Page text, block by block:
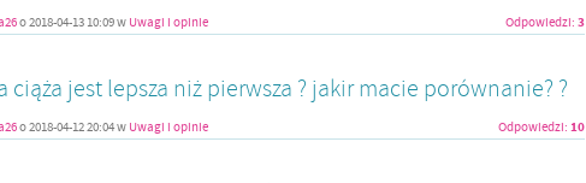
o2018-04-13 10:09w Uwagi i opinie Odpowiedzi: 3
ciąża jest lepsza niż pierwsza ? jakir macie porównanie? ?
o2018-04-12 20:04w Uwagi i opinie Odpowiedzi: 10